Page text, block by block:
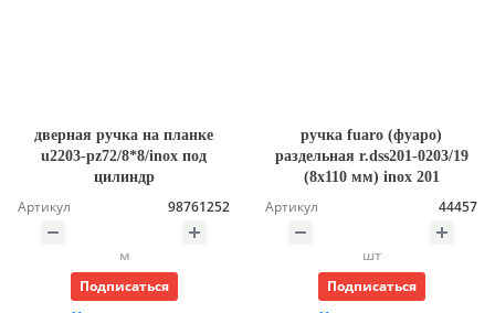
дверная ручка на планке
u2203-pz72/8*8/inox под
цилиндр
Артикул 98761252
м
Подписаться
ручка fuaro (фуаро)
раздельная r.dss201-0203/19
(8х110 мм) inox 201
Артикул 44457
шт
Подписаться